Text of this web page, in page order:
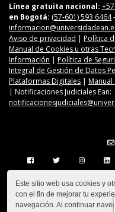
Este sitio web usa cookies y
con el fin de mejorar tu
navegación. Al continuar
Línea gratuita nacional:
en Bogotá: (57-601) 593 6464
Aviso de privacidad | Política
Manual de Cookies u otras
Información | Política de
Integral de Gestión de Datos
Plataformas Digitales |
| Notificaciones Judiciales Ean: